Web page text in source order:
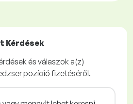
Kérdések
és válaszok a(z)
pozíció fizetéséről.